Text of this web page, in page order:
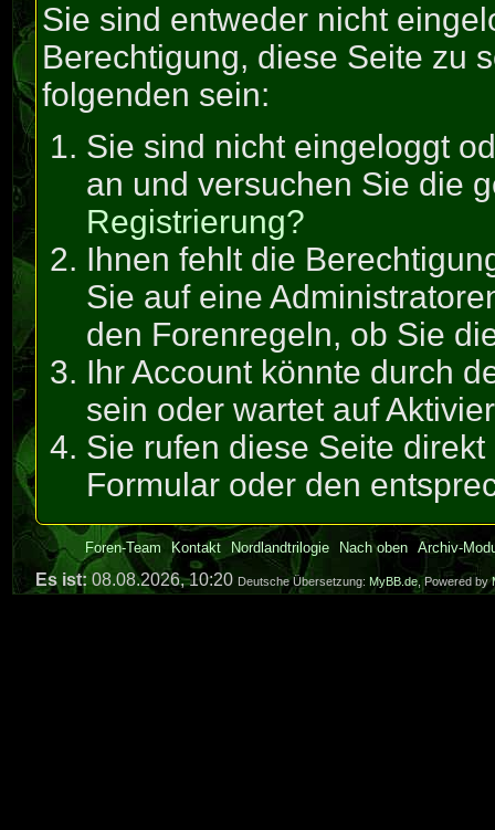
Sie sind entweder nicht
Berechtigung, diese Seite zu
folgenden sein:
Sie sind nicht eingeloggt
an und versuchen Sie die
Registrierung?
Ihnen fehlt die
Sie auf eine
den Forenregeln, ob Sie
Ihr Account könnte durch
sein oder wartet auf
Sie rufen diese Seite
Formular oder den
Foren-Team Kontakt Nordlandtrilogie Nach oben Archiv-
Es ist: 08.08.2026, 10:20 Deutsche Übersetzung: MyBB.de, Powered by